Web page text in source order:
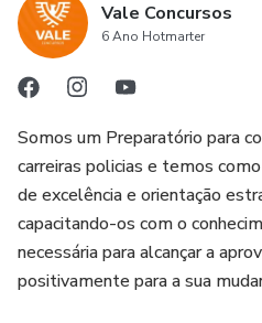
Vale Concursos
6 Ano Hotmarter
Somos um Preparatório para
carreiras policias e temos
de excelência e orientação
capacitando-os com o
necessária para alcançar a
positivamente para a sua